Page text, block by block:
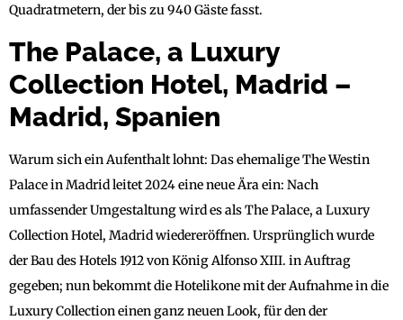
Quadratmetern, der bis zu 940 Gäste fasst.
The Palace, a Luxury
Collection Hotel, Madrid –
Madrid, Spanien
Warum sich ein Aufenthalt lohnt: Das ehemalige The Westin
Palace in Madrid leitet 2024 eine neue Ära ein: Nach
umfassender Umgestaltung wird es als The Palace, a Luxury
Collection Hotel, Madrid wiedereröffnen. Ursprünglich wurde
der Bau des Hotels 1912 von König Alfonso XIII. in Auftrag
gegeben; nun bekommt die Hotelikone mit der Aufnahme in die
Luxury Collection einen ganz neuen Look, für den der